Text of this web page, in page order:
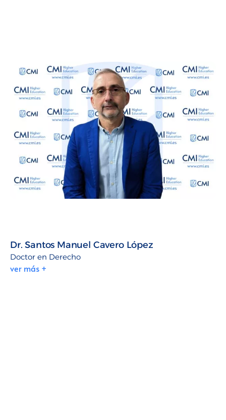
Dr. Santos Manuel Cavero López
Doctor en Derecho
ver más +